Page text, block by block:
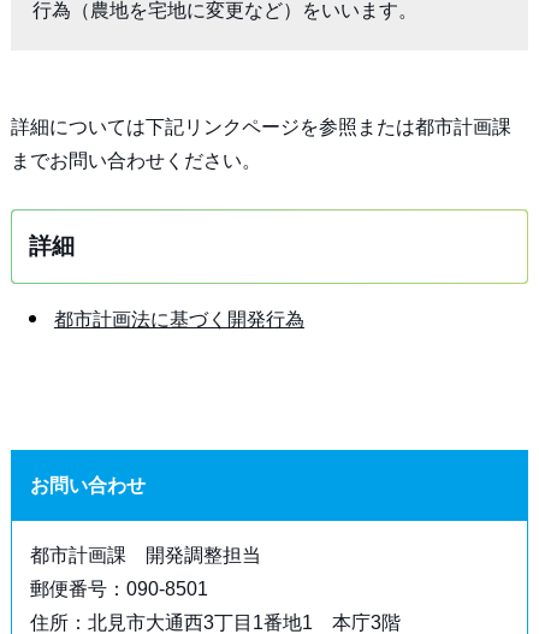
行為（農地を宅地に変更など）をいいます。
詳細については下記リンクページを参照または都市計画課
までお問い合わせください。
詳細
都市計画法に基づく開発行為
お問い合わせ
都市計画課 開発調整担当
郵便番号：090-8501
住所：北見市大通西3丁目1番地1 本庁3階